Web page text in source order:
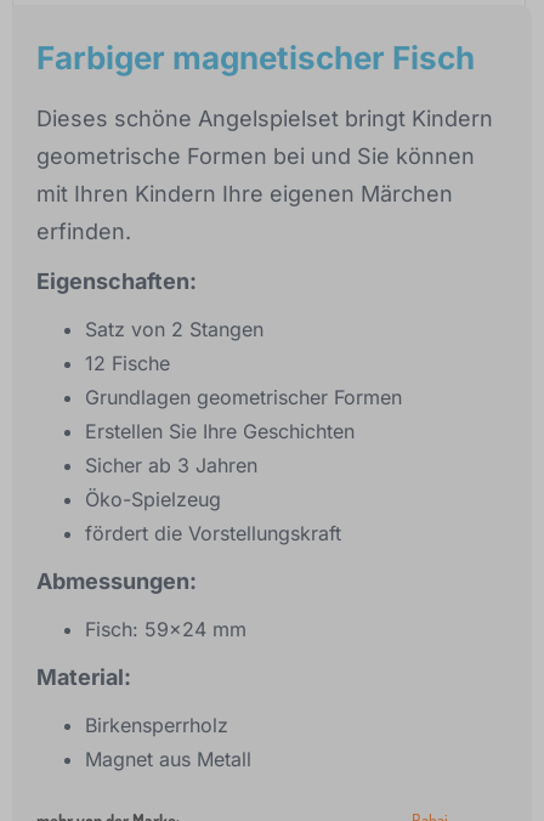
Farbiger magnetischer Fisch
Dieses schöne Angelspielset bringt Kindern
geometrische Formen bei und Sie können
mit Ihren Kindern Ihre eigenen Märchen
erfinden.
Eigenschaften:
Satz von 2 Stangen
12 Fische
Grundlagen geometrischer Formen
Erstellen Sie Ihre Geschichten
Sicher ab 3 Jahren
Öko-Spielzeug
fördert die Vorstellungskraft
Abmessungen:
Fisch: 59x24 mm
Material:
Birkensperrholz
Magnet aus Metall